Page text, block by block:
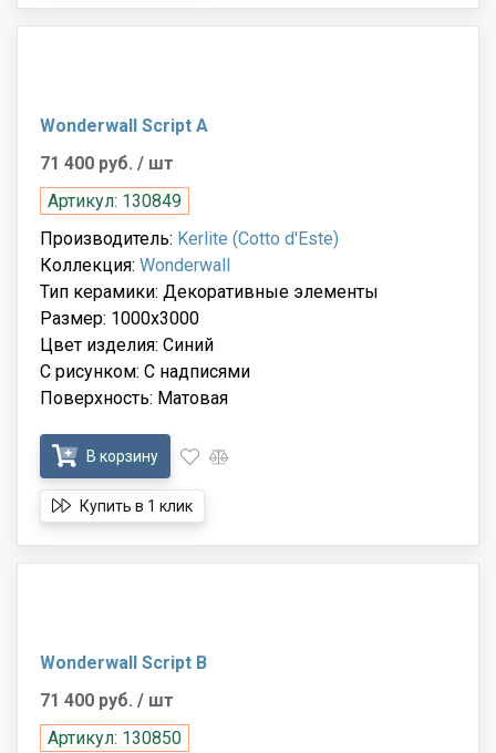
Wonderwall Script A
71 400 руб. / шт
Артикул: 130849
Производитель: Kerlite (Cotto d'Este)
Коллекция: Wonderwall
Тип керамики: Декоративные элементы
Размер: 1000x3000
Цвет изделия: Синий
С рисунком: С надписями
Поверхность: Матовая
В корзину
Купить в 1 клик
Wonderwall Script B
71 400 руб. / шт
Артикул: 130850